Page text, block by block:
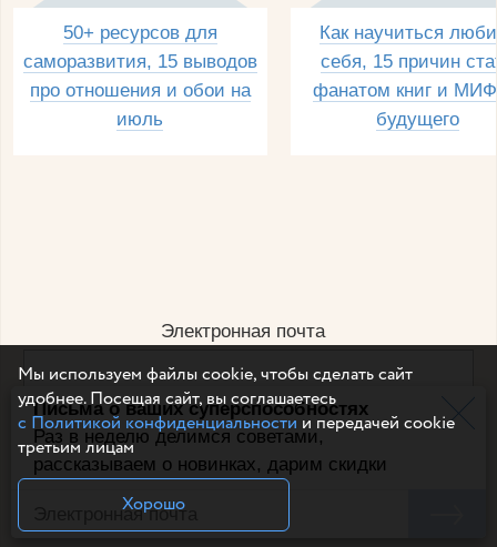
Письма о ваших суперспособностях
Раз в неделю делимся советами,
рассказываем о новинках, дарим скидки
50+ ресурсов для
саморазвития, 15 выводов
про отношения и обои на
июль
Как научиться
себя, 15 причин
фанатом книг и
будущего
Электронная почта
Например, dulsineya@gmail.com
Без спама и смс
Подписаться
Мы используем файлы cookie, чтобы сделать сайт
удобнее. Посещая сайт, вы соглашаетесь
с Политикой конфиденциальностии передачей cookie
третьим лицам
Хорошо